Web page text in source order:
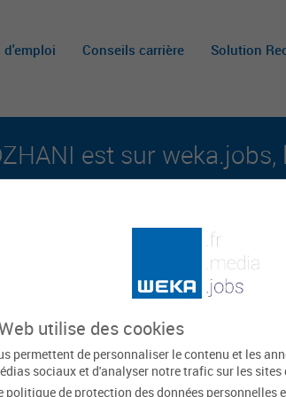
utilise des cookies
permettent de personnaliser le contenu et les
sociaux et d'analyser notre trafic sur les sites
politique de protection des données personnelles
d'emploi Conseils carrière Solution
est sur
aux carrières publiques et aux